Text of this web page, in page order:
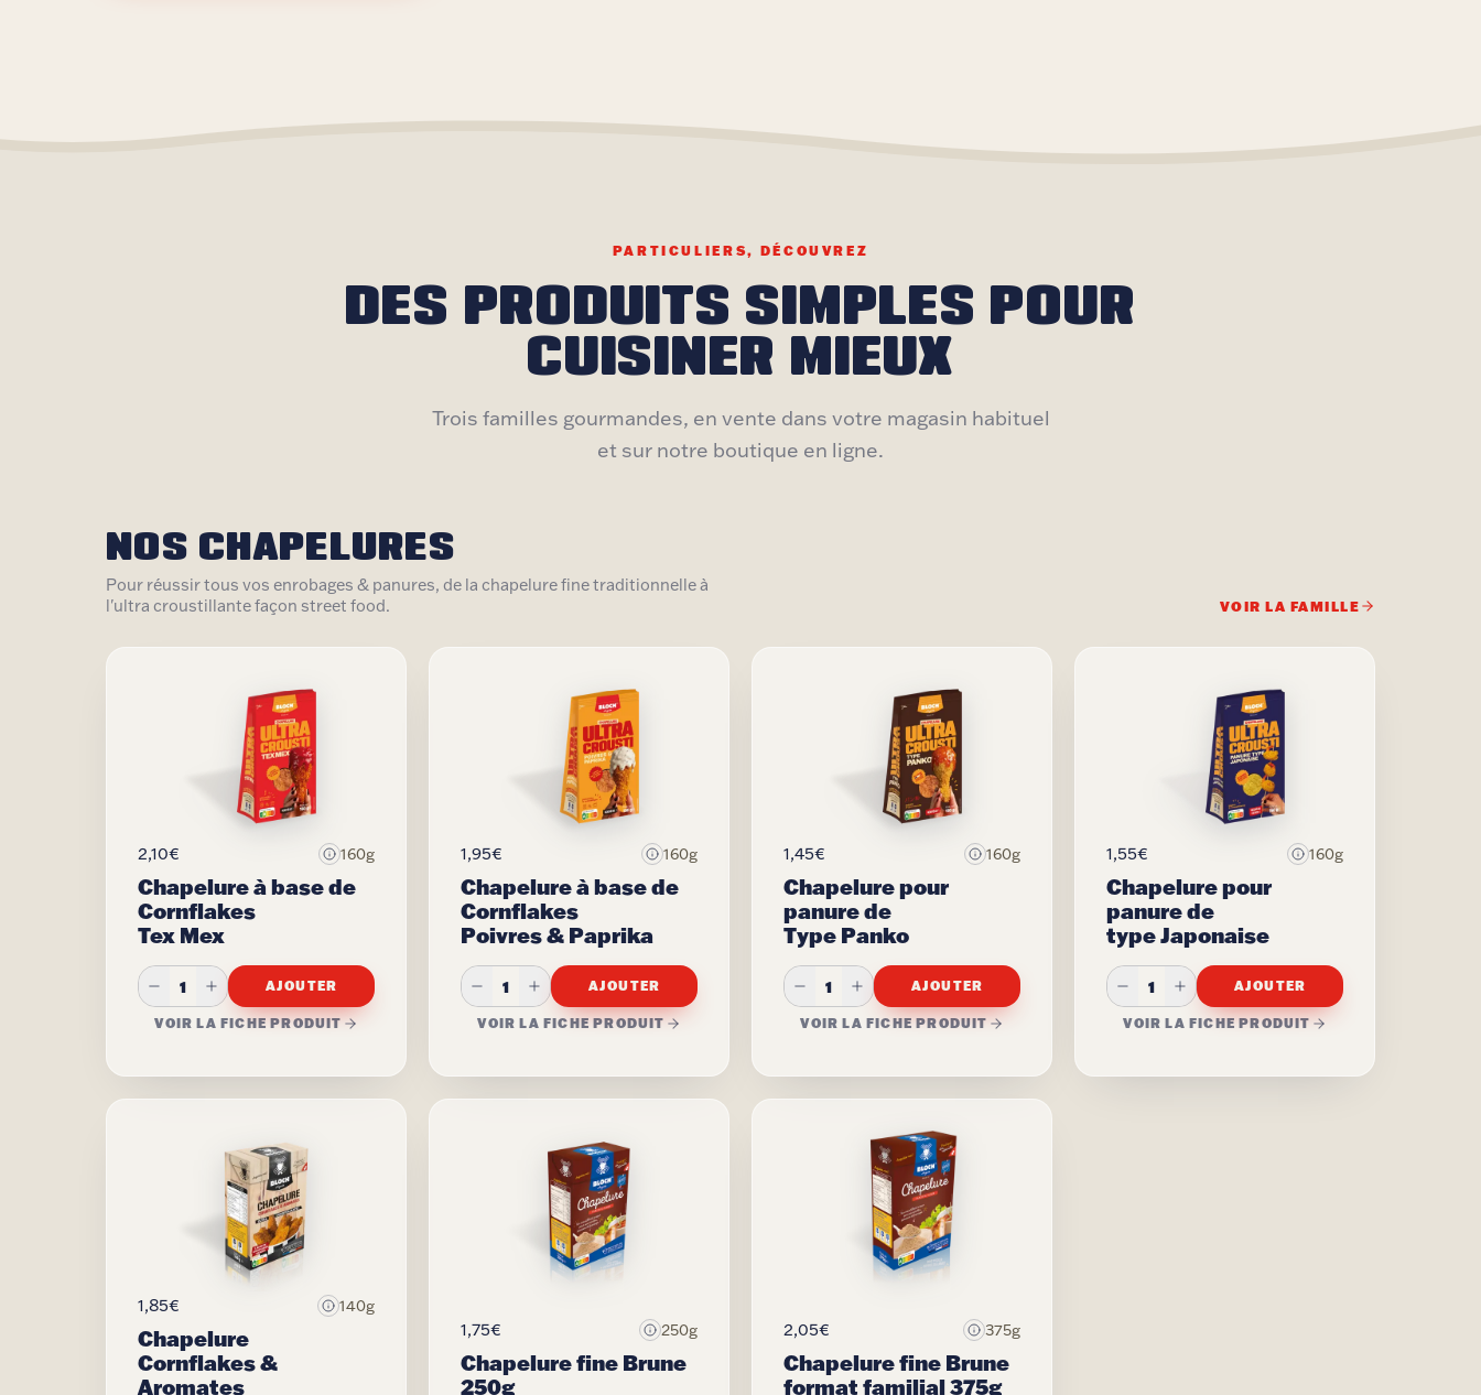
PARTICULIERS, DÉCOUVREZ
DES PRODUITS SIMPLES POUR
CUISINER MIEUX
Trois familles gourmandes, en vente dans votre magasin habituel
et sur notre boutique en ligne.
NOS CHAPELURES
Pour réussir tous vos enrobages & panures, de la chapelure fine traditionnelle à
l'ultra croustillante façon street food.
VOIR LA FAMILLE
2,10€ 160g
Chapelure à base de
Cornflakes
Tex Mex
1 AJOUTER
VOIR LA FICHE PRODUIT
1,95€ 160g
Chapelure à base de
Cornflakes
Poivres & Paprika
1 AJOUTER
VOIR LA FICHE PRODUIT
1,45€ 160g
Chapelure pour
panure de
Type Panko
1 AJOUTER
VOIR LA FICHE PRODUIT
1,55€ 160g
Chapelure pour
panure de
type Japonaise
1 AJOUTER
VOIR LA FICHE PRODUIT
1,85€ 140g
Chapelure
Cornflakes &
Aromates
1,75€ 250g
Chapelure fine Brune
250g
2,05€ 375g
Chapelure fine Brune
format familial 375g